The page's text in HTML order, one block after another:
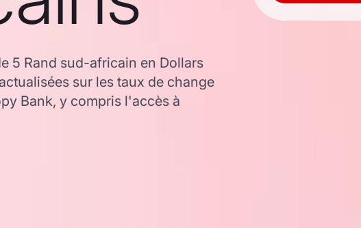
5 Rand sud-africain en Dollars
sur les taux de change
Bank, y compris l'accès à